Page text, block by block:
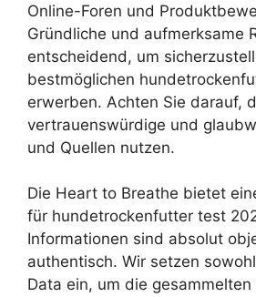
Online-Foren und
Gründliche und aufmerksame
entscheidend, um
bestmöglichen
erwerben. Achten Sie darauf,
vertrauenswürdige und
und Quellen nutzen.
Die Heart to Breathe bietet
für hundetrockenfutter test
Informationen sind absolut
authentisch. Wir setzen
Data ein, um die